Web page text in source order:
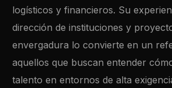
logísticos y financieros. Su
dirección de instituciones y
envergadura lo convierte en un
aquellos que buscan entender
talento en entornos de alta